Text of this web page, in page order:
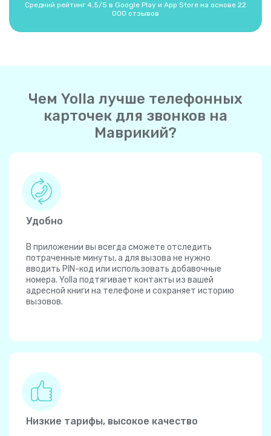
Средний рейтинг 4,5/5 в Google Play и App Store на основе 22
000 отзывов
Чем Yolla лучше телефонных
карточек для звонков на
Маврикий?
Удобно
В приложении вы всегда сможете отследить
потраченные минуты, а для вызова не нужно
вводить PIN-код или использовать добавочные
номера. Yolla подтягивает контакты из вашей
адресной книги на телефоне и сохраняет историю
вызовов.
Низкие тарифы, высокое качество